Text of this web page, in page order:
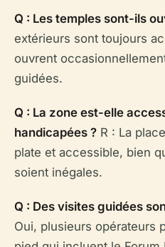
Q : Les temples sont-ils
extérieurs sont toujours
ouvrent
guidées.
Q : La zone est-elle
handicapées ? R : La
plate et accessible, bien
soient inégales.
Q : Des visites guidées
Oui, plusieurs opérateurs